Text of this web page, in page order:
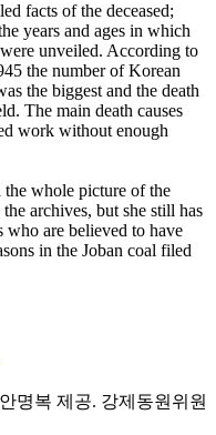
facts of the deceased;
years and ages in which
unveiled. According to
the number of Korean
the biggest and the death
The main death causes
work without enough
whole picture of the
archives, but she still has
who are believed to have
in the Joban coal filed
명복 제공. 강제동원위원